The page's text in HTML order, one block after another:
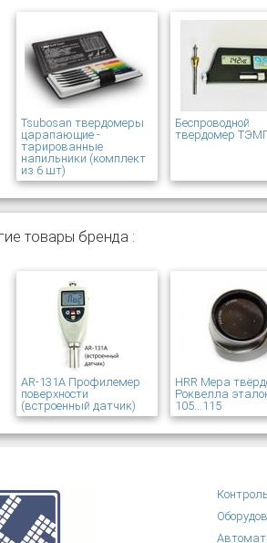
Tsubosan твердомеры
царапающие -
тарированные
напильники (комплект
из 6 шт)
Беспроводной
твердомер
товары бренда :
AR-131A Профилемер
поверхности
(встроенный датчик)
HRR Мера
Роквелла
105...115